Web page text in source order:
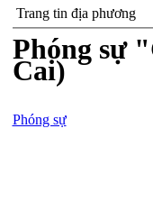
Trang tin địa phương
Phóng sự
Cai)
Phóng sự